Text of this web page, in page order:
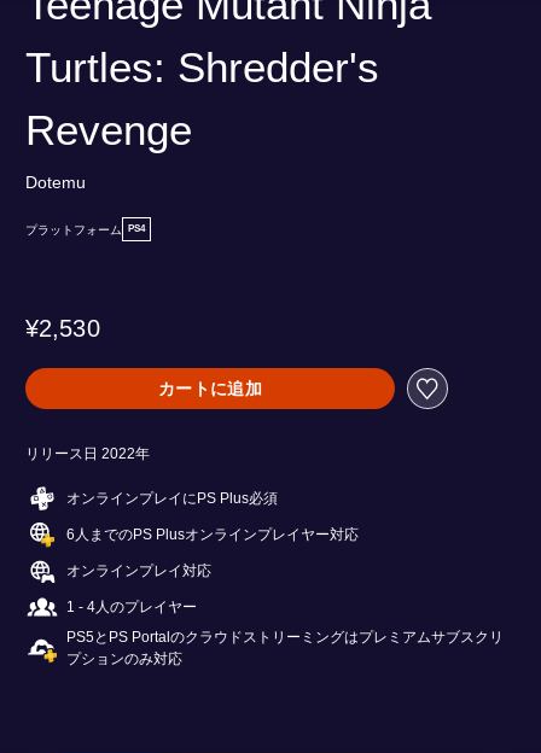
Turtles: Shredder's
Revenge
Dotemu
プラットフォーム PS4
¥2,530
カートに追加
リリース日 2022年
オンラインプレイにPS Plus必須
6人までのPS Plusオンラインプレイヤー対応
オンラインプレイ対応
1 - 4人のプレイヤー
PS5とPS Portalのクラウドストリーミングはプレミアムサブスクリ
プションのみ対応